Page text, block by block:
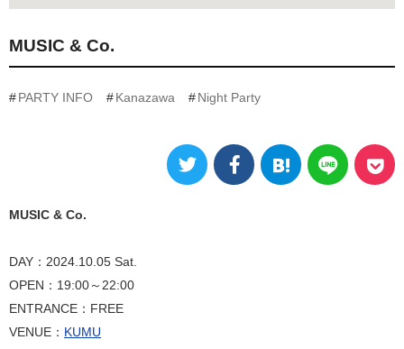
MUSIC & Co.
PARTY INFO Kanazawa Night Party
MUSIC & Co.
DAY：2024.10.05 Sat.
OPEN：19:00～22:00
ENTRANCE：FREE
VENUE： KUMU